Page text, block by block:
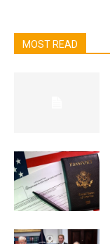
MOST READ